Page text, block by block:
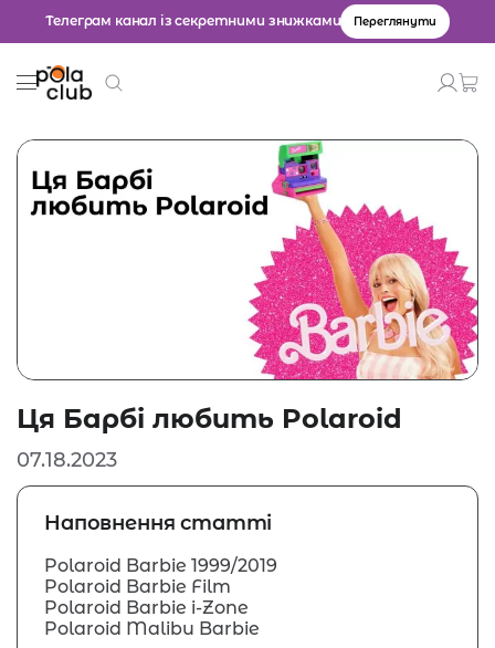
Телеграм канал із секретними знижками Переглянути
Товари
Введіть значення для пошуку.
Ця Барбі любить Polaroid
07.18.2023
Наповнення статті
Polaroid Barbie 1999/2019
Polaroid Barbie Film
Polaroid Barbie i-Zone
Polaroid Malibu Barbie